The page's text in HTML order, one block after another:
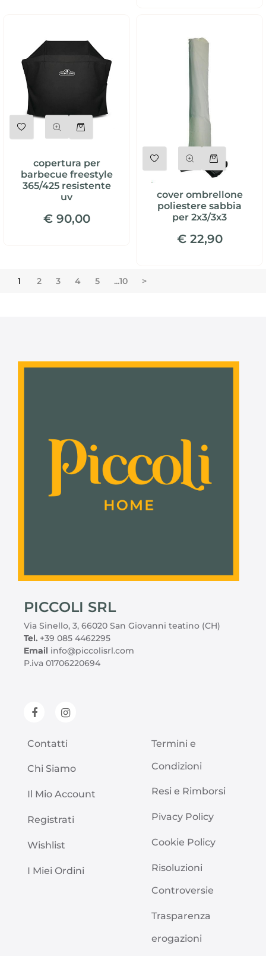
Quantità
copertura per
barbecue freestyle
365/425 resistente
uv
€ 90,00
cover ombrellone
poliestere sabbia
per 2x3/3x3
€ 22,90
1 2 3 4 5 ...10 >
PICCOLI SRL
Via Sinello, 3, 66020 San Giovanni teatino (CH)
Tel. +39 085 4462295
Email info@piccolisrl.com
P.iva 01706220694
Contatti
Chi Siamo
Il Mio Account
Registrati
Wishlist
I Miei Ordini
Termini e
Condizioni
Resi e Rimborsi
Pivacy Policy
Cookie Policy
Risoluzioni
Controversie
Trasparenza
erogazioni